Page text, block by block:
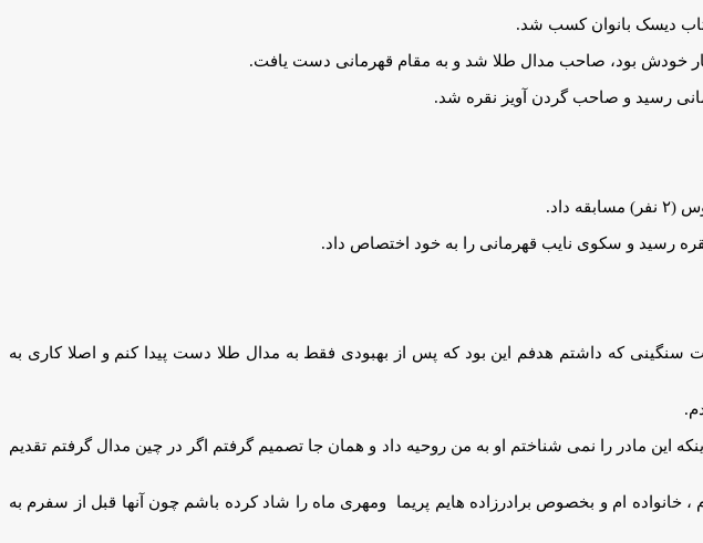
دیسک بانوان کسب شد.
اف ۵۷ گفت : بعد از پشت سر گذاشتن مصدومیت سنگینی که داشتم هدفم این بود که پس از بهبودی فقط به مدال طلا دست پیدا کنم و اصلا کاری به
این مادر را نمی شناختم او به من روحیه داد و همان جا تصمیم گرفتم اگر در چین مدال گرفتم تقدیم
خانواده ام و بخصوص برادرزاده هایم پریما ومهری ماه را شاد کرده باشم چون آنها قبل از سفرم به